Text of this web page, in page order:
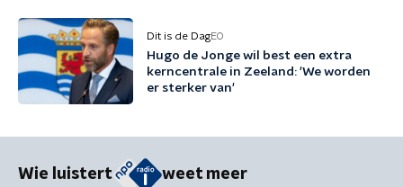
Dit is de DagEO
Hugo de Jonge wil best een extra
kerncentrale in Zeeland: 'We worden
er sterker van'
Wie luistert weet meer